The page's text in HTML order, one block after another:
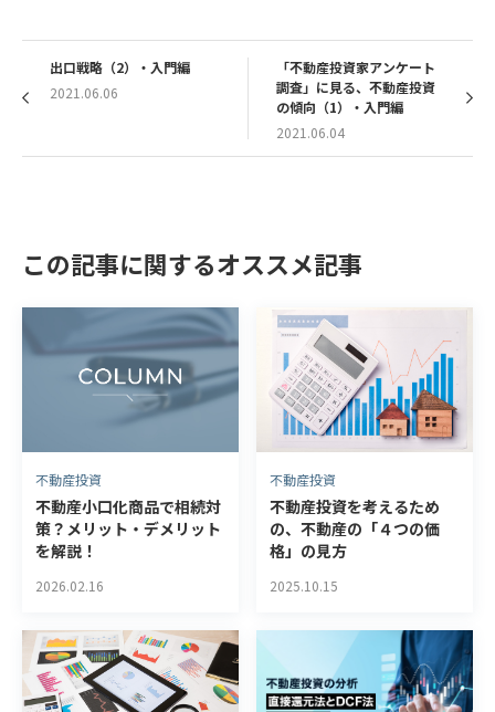
出口戦略（2）・入門編
2021.06.06
「不動産投資家アンケート
調査」に見る、不動産投資
の傾向（1）・入門編
2021.06.04
この記事に関するオススメ記事
不動産投資
不動産小口化商品で相続対
策？メリット・デメリット
を解説！
2026.02.16
不動産投資
不動産投資を考えるため
の、不動産の「４つの価
格」の見方
2025.10.15